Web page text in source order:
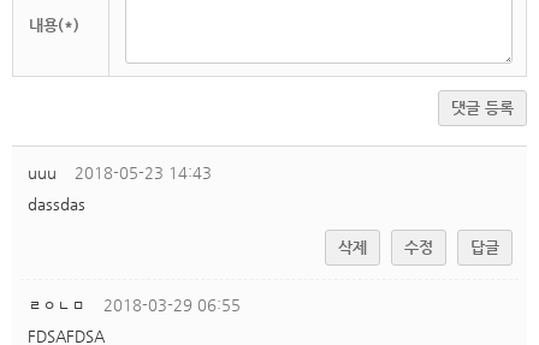
내용(*)
댓글 등록
uuu
2018-05-23 14:43
dassdas
삭제 수정 답글
ㄹㅇㄴㅁ
2018-03-29 06:55
FDSAFDSA